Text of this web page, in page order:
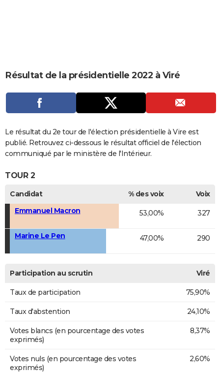
CARTE DE VOEUX
DICTIONNAIRE
Dictionnaire
Biographies
Expressions
Proverbes
PROGRAMME TV
COPAINS D'AVANT
Se connecter
Collèges
Universités
Entreprises
Service militaire
Avis de recherche
AVIS DE DÉCÈS
FORUM
Bricolage
Culture
Television
Voyage
Résultat de la présidentielle 2022 à Viré
Le résultat du 2e tour de l'élection présidentielle à Vire est
publié. Retrouvez ci-dessous le résultat officiel de l'élection
communiqué par le ministère de l'Intérieur.
TOUR 2
Candidat % des voix
Voix
Emmanuel Macron
53,00% 327
Marine Le Pen 47,00% 290
Participation au scrutin Viré
Taux de participation 75,90%
Taux d'abstention 24,10%
Votes blancs (en pourcentage des votes
exprimés)
8,37%
Votes nuls (en pourcentage des votes
exprimés)
2,60%